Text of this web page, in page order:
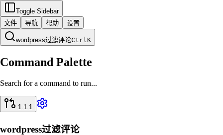
Toggle Sidebar
文件
导航 帮助 设置
wordpress过滤评论CtrlK
Command Palette
Search for a command to run...
1.1.1
wordpress过滤评论